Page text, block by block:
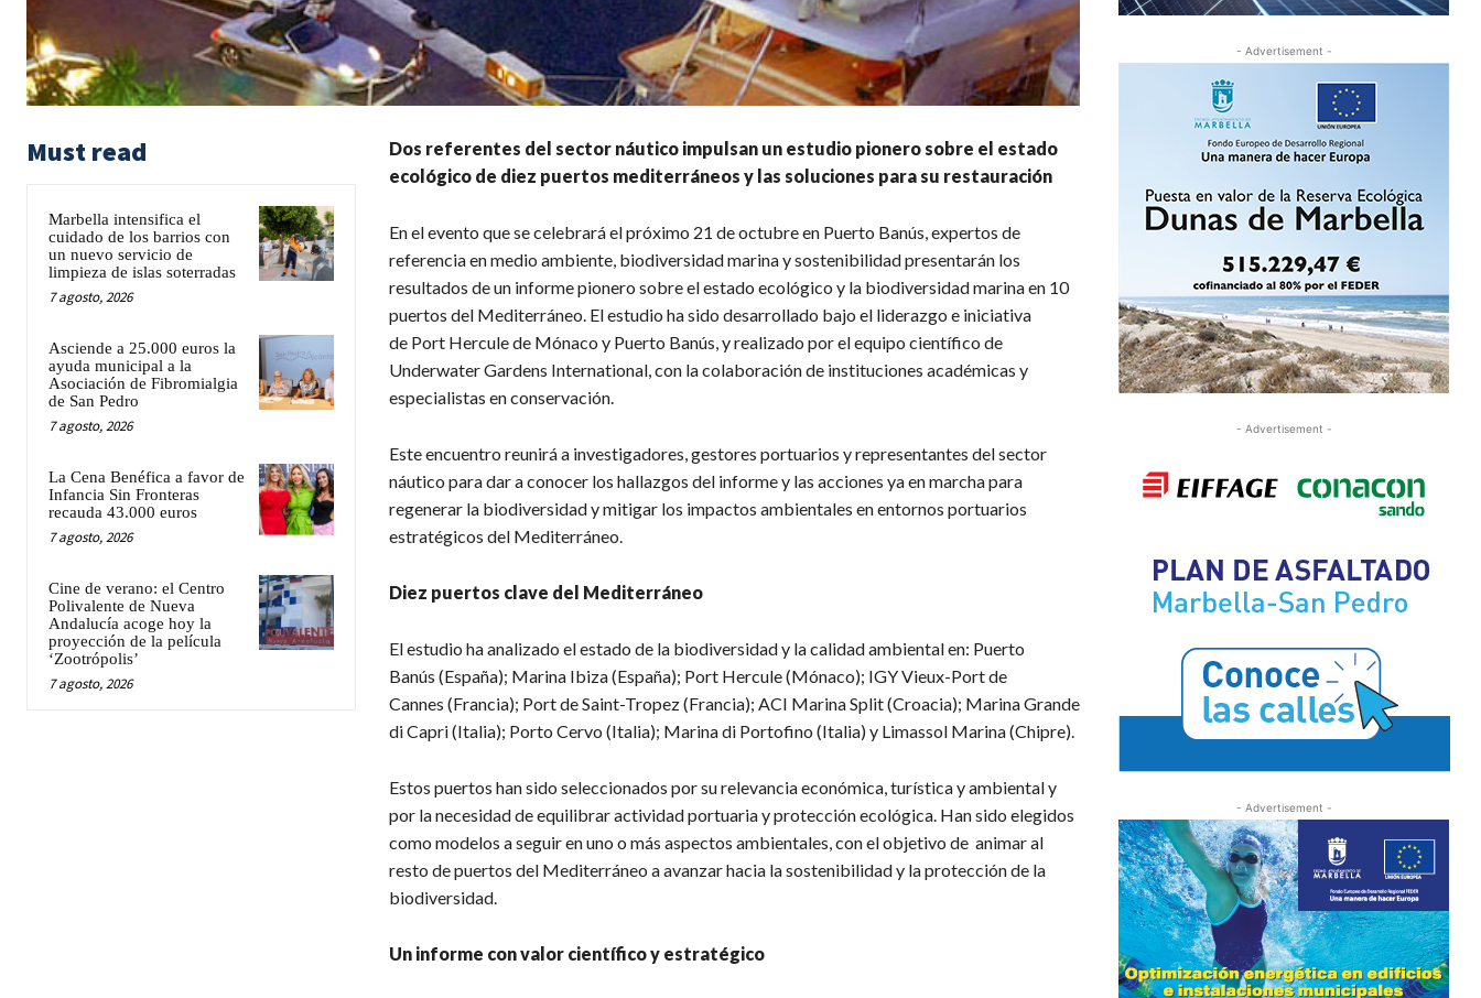
Must read
Marbella intensifica el
cuidado de los barrios con
un nuevo servicio de
limpieza de islas soterradas
7 agosto, 2026
Asciende a 25.000 euros la
ayuda municipal a la
Asociación de Fibromialgia
de San Pedro
7 agosto, 2026
La Cena Benéfica a favor de
Infancia Sin Fronteras
recauda 43.000 euros
7 agosto, 2026
Cine de verano: el Centro
Polivalente de Nueva
Andalucía acoge hoy la
proyección de la película
‘Zootrópolis’
7 agosto, 2026
Dos referentes del sector náutico impulsan un estudio pionero sobre el estado
ecológico de diez puertos mediterráneos y las soluciones para su restauración
En el evento que se celebrará el próximo 21 de octubre en Puerto Banús, expertos de
referencia en medio ambiente, biodiversidad marina y sostenibilidad presentarán los
resultados de un informe pionero sobre el estado ecológico y la biodiversidad marina en 10
puertos del Mediterráneo. El estudio ha sido desarrollado bajo el liderazgo e iniciativa
de Port Hercule de Mónaco y Puerto Banús, y realizado por el equipo científico de
Underwater Gardens International, con la colaboración de instituciones académicas y
especialistas en conservación.
Este encuentro reunirá a investigadores, gestores portuarios y representantes del sector
náutico para dar a conocer los hallazgos del informe y las acciones ya en marcha para
regenerar la biodiversidad y mitigar los impactos ambientales en entornos portuarios
estratégicos del Mediterráneo.
Diez puertos clave del Mediterráneo
El estudio ha analizado el estado de la biodiversidad y la calidad ambiental en: Puerto
Banús (España); Marina Ibiza (España); Port Hercule (Mónaco); IGY Vieux-Port de
Cannes (Francia); Port de Saint-Tropez (Francia); ACI Marina Split (Croacia); Marina Grande
di Capri (Italia); Porto Cervo (Italia); Marina di Portofino (Italia) y Limassol Marina (Chipre).
Estos puertos han sido seleccionados por su relevancia económica, turística y ambiental y
por la necesidad de equilibrar actividad portuaria y protección ecológica. Han sido elegidos
como modelos a seguir en uno o más aspectos ambientales, con el objetivo de animar al
resto de puertos del Mediterráneo a avanzar hacia la sostenibilidad y la protección de la
biodiversidad.
Un informe con valor científico y estratégico
- Advertisement -
- Advertisement -
- Advertisement -